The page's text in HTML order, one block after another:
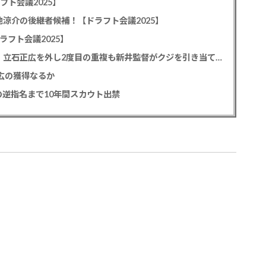
介の後継者候補！【ドラフト会議2025】
フト会議2025】
カープドラ1平川蓮！187cmのスイッチヒッター！立石正広を外し2度目の重複も新井監督がクジを引き当てる！【ドラフト会議2025】
の獲得なるか
指名まで10年間スカウト出禁